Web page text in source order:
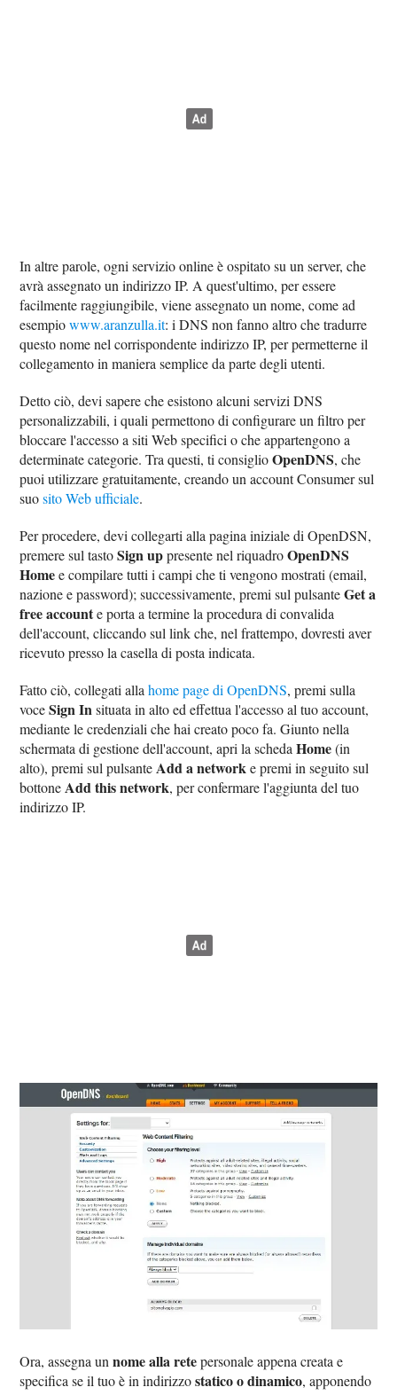
In altre parole, ogni servizio online è ospitato su un server, che
avrà assegnato un indirizzo IP. A quest'ultimo, per essere
facilmente raggiungibile, viene assegnato un nome, come ad
esempiowww.aranzulla.it: i DNS non fanno altro che tradurre
questo nome nel corrispondente indirizzo IP, per permetterne il
collegamento in maniera semplice da parte degli utenti.
Detto ciò, devi sapere che esistono alcuni servizi DNS
personalizzabili, i quali permettono di configurare un filtro per
bloccare l'accesso a siti Web specifici o che appartengono a
determinate categorie. Tra questi, ti consiglioOpenDNS, che
puoi utilizzare gratuitamente, creando un account Consumer sul
suosito Web ufficiale.
Per procedere, devi collegarti alla pagina iniziale di OpenDSN,
premere sul tastoSign uppresente nel riquadroOpenDNS
Homee compilare tutti i campi che ti vengono mostrati (email,
nazione e password); successivamente, premi sul pulsanteGet a
free accounte porta a termine la procedura di convalida
dell'account, cliccando sul link che, nel frattempo, dovresti aver
ricevuto presso la casella di posta indicata.
Fatto ciò, collegati allahome page di OpenDNS, premi sulla
voceSign Insituata in alto ed effettua l'accesso al tuo account,
mediante le credenziali che hai creato poco fa. Giunto nella
schermata di gestione dell'account, apri la schedaHome(in
alto), premi sul pulsanteAdd a networke premi in seguito sul
bottoneAdd this network, per confermare l'aggiunta del tuo
indirizzo IP.
Ora, assegna unnome alla retepersonale appena creata e
specifica se il tuo è in indirizzostatico o dinamico, apponendo